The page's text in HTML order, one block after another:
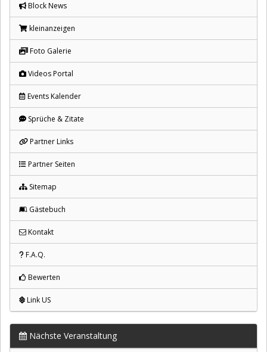
Block News
kleinanzeigen
Foto Galerie
Videos Portal
Events Kalender
Sprüche & Zitate
Partner Links
Partner Seiten
Sitemap
Gästebuch
Kontakt
F.A.Q.
Bewerten
Link US
Nächste Veranstaltung